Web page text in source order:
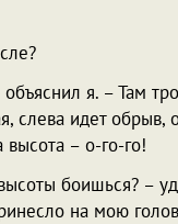
я. – Там
слева идет обрыв,
высота – о-го-го!
боишься? –
на мою